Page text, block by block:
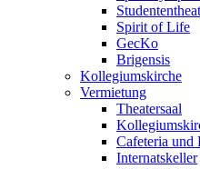
Spirit of Life
GecKo
Brigensis
Kollegiumskirche
Vermietung
Theatersaal
Cafeteria und
Internatskeller